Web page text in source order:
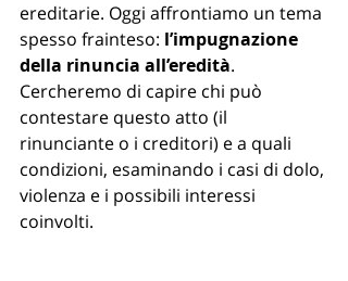
ereditarie. Oggi affrontiamo un tema
spesso frainteso: l’impugnazione
della rinuncia all’eredità.
Cercheremo di capire chi può
contestare questo atto (il
rinunciante o i creditori) e a quali
condizioni, esaminando i casi di dolo,
violenza e i possibili interessi
coinvolti.